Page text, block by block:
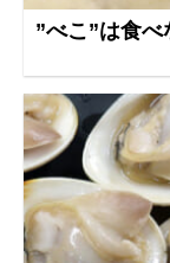
”べこ”は食べ